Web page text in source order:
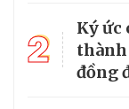
2
Ký ức
thành
đồng